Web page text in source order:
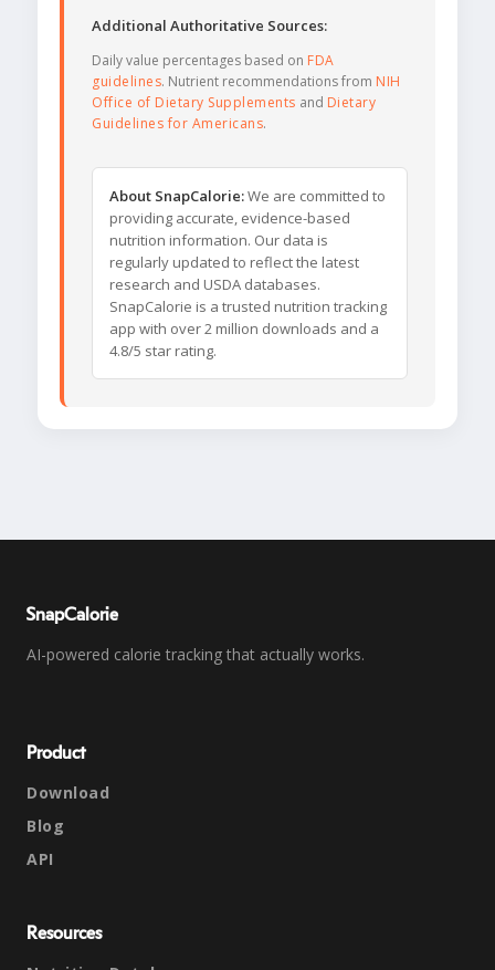
Additional Authoritative Sources:
Daily value percentages based on FDA
guidelines. Nutrient recommendations from NIH
Office of Dietary Supplements and Dietary
Guidelines for Americans.
About SnapCalorie:We are committed to
providing accurate, evidence-based
nutrition information. Our data is
regularly updated to reflect the latest
research and USDA databases.
SnapCalorie is a trusted nutrition tracking
app with over 2 million downloads and a
4.8/5 star rating.
SnapCalorie
AI-powered calorie tracking that actually works.
Product
Download
Blog
API
Resources